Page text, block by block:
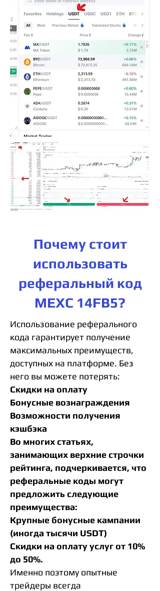
Почему стоит
использовать
реферальный код
MEXC 14FB5?
Использование реферального
кода гарантирует получение
максимальных преимуществ,
доступных на платформе. Без
него вы можете потерять:
Скидки на оплату
Бонусные вознаграждения
Возможности получения
кэшбэка
Во многих статьях,
занимающих верхние строчки
рейтинга, подчеркивается, что
реферальные коды могут
предложить следующие
преимущества:
Крупные бонусные кампании
(иногда тысячи USDT)
Скидки на оплату услуг от 10%
до 50%.
Именно поэтому опытные
трейдеры всегда